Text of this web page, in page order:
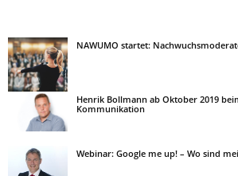
NAWUMO startet:
Henrik Bollmann ab Oktober 2019
Kommunikation
Webinar: Google me up! – Wo sind